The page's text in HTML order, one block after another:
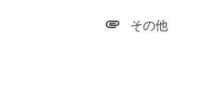
attachment その他